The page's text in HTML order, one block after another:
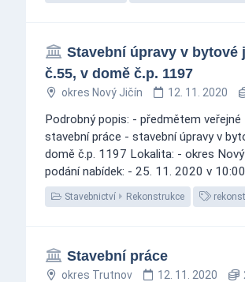
Stavební úpravy v bytové
č.55, v domě č.p. 1197
okres Nový Jičín 12. 11. 2020
Podrobný popis: - předmětem veřejné
stavební práce - stavební úpravy v
domě č.p. 1197 Lokalita: - okres
podání nabídek: - 25. 11. 2020 v
Stavebnictví Rekonstrukce
Stavební práce
okres Trutnov 12. 11. 2020